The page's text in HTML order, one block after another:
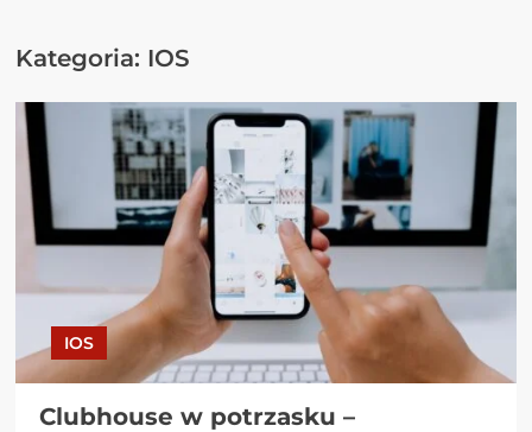
Kategoria: IOS
IOS
Clubhouse w potrzasku –